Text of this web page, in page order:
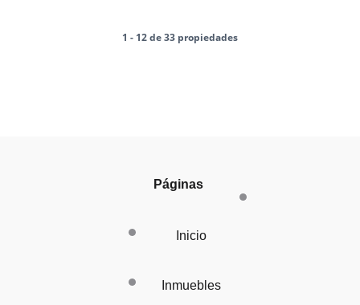
1 - 12 de 33 propiedades
Páginas
Inicio
Inmuebles